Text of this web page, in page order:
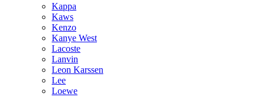
Kappa
Kaws
Kenzo
Kanye West
Lacoste
Lanvin
Leon Karssen
Lee
Loewe